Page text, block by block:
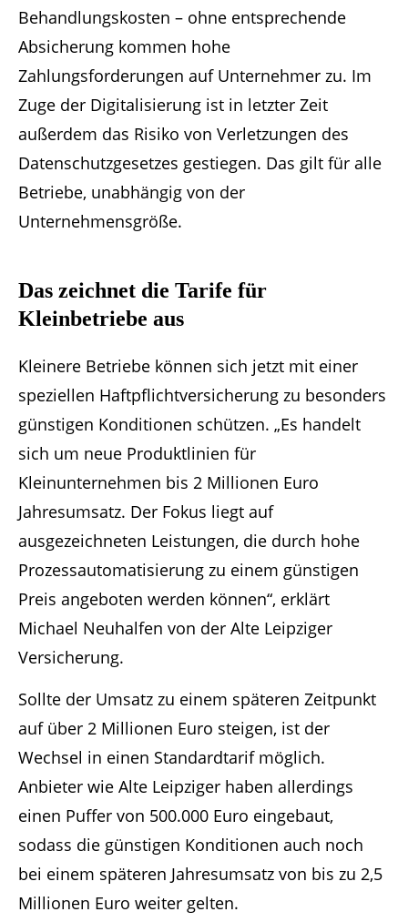
Behandlungskosten – ohne entsprechende
Absicherung kommen hohe
Zahlungsforderungen auf Unternehmer zu. Im
Zuge der Digitalisierung ist in letzter Zeit
außerdem das Risiko von Verletzungen des
Datenschutzgesetzes gestiegen. Das gilt für alle
Betriebe, unabhängig von der
Unternehmensgröße.
Das zeichnet die Tarife für
Kleinbetriebe aus
Kleinere Betriebe können sich jetzt mit einer
speziellen Haftpflichtversicherung zu besonders
günstigen Konditionen schützen. „Es handelt
sich um neue Produktlinien für
Kleinunternehmen bis 2 Millionen Euro
Jahresumsatz. Der Fokus liegt auf
ausgezeichneten Leistungen, die durch hohe
Prozessautomatisierung zu einem günstigen
Preis angeboten werden können“, erklärt
Michael Neuhalfen von der Alte Leipziger
Versicherung.
Sollte der Umsatz zu einem späteren Zeitpunkt
auf über 2 Millionen Euro steigen, ist der
Wechsel in einen Standardtarif möglich.
Anbieter wie Alte Leipziger haben allerdings
einen Puffer von 500.000 Euro eingebaut,
sodass die günstigen Konditionen auch noch
bei einem späteren Jahresumsatz von bis zu 2,5
Millionen Euro weiter gelten.